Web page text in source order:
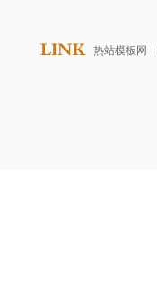
热站模板网